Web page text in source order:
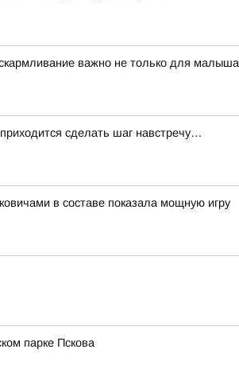
важно не только для малыша
сделать шаг навстречу…
в составе показала мощную игру
парке Пскова